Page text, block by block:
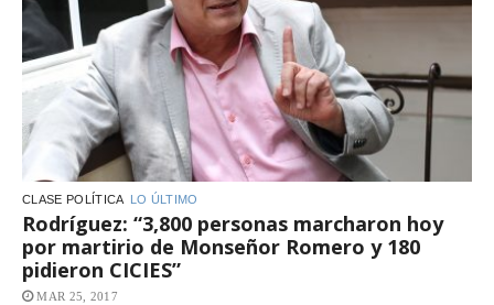
CLASE POLÍTICA LO ÚLTIMO
Rodríguez: “3,800 personas marcharon hoy
por martirio de Monseñor Romero y 180
pidieron CICIES”
MAR 25, 2017